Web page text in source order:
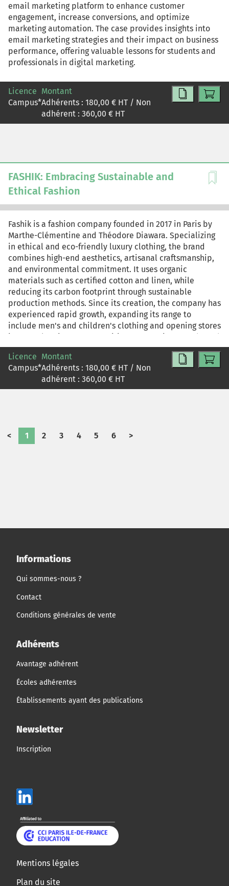
email marketing platform to enhance customer
engagement, increase conversions, and optimize
marketing automation. The case provides insights into
email marketing strategies and their impact on business
performance, offering valuable lessons for students and
professionals in digital marketing.
Licence
Campus*
Montant
Adhérents : 180,00 € HT / Non
adhérent : 360,00 € HT
FASHIK: Embracing Sustainable and
Ethical Fashion
Fashik is a fashion company founded in 2017 in Paris by
Marthe-Clémentine and Théodore Diawara. Specializing
in ethical and eco-friendly luxury clothing, the brand
combines high-end aesthetics, artisanal craftsmanship,
and environmental commitment. It uses organic
materials such as certified cotton and linen, while
reducing its carbon footprint through sustainable
production methods. Since its creation, the company has
experienced rapid growth, expanding its range to
include men's and children's clothing and opening stores
in several major European cities. In 2020, it strengthened
its digital strategy with an online store, wich now
accounts for more than 60% of its revenue.
Licence
Campus*
Montant
Adhérents : 180,00 € HT / Non
adhérent : 360,00 € HT
< 1 2 3 4 5 6 >
Informations
Qui sommes-nous ?
Contact
Conditions générales de vente
Adhérents
Avantage adhérent
Écoles adhérentes
Établissements ayant des publications
Newsletter
Inscription
Mentions légales
Plan du site